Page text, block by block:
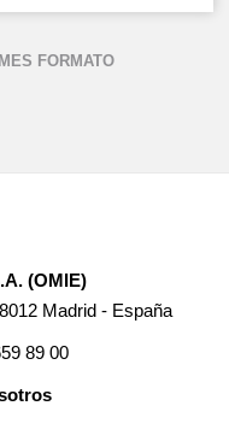
FORMATO
(OMIE)
Madrid - España
89 00